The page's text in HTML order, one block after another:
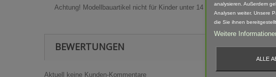
Achtung! Modellbauartikel nicht für Kinder unter 14 Jahren geeignet!
BEWERTUNGEN
Aktuell keine Kunden-Kommentare
analysieren. Außerdem
Analysen weiter. Unsere
die Sie ihnen
Weitere
ALLE